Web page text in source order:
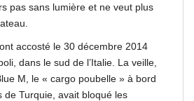
pas sans lumière et ne veut plus
accosté le 30 décembre 2014
dans le sud de l’Italie. La veille,
M, le « cargo poubelle » à bord
de Turquie, avait bloqué les